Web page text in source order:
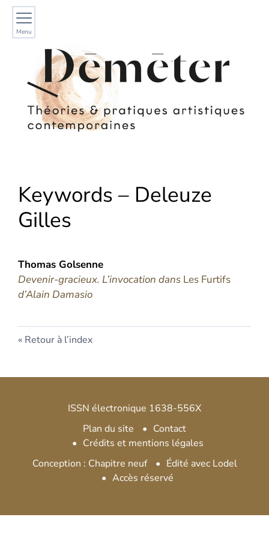
Menu
Keywords – Deleuze
Gilles
Thomas Golsenne
Devenir-gracieux. L’invocation dans Les Furtifs
d’Alain Damasio
Retour à l’index
ISSN électronique 1638-556X
Plan du site
Contact
Crédits et mentions légales
Conception : Chapitre neuf
Édité avec Lodel
Accès réservé